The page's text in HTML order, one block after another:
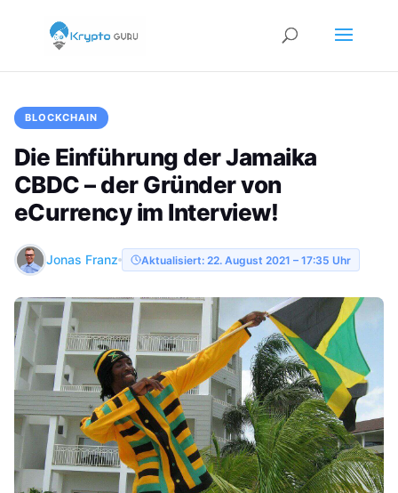
BLOCKCHAIN
Die Einführung der Jamaika
CBDC – der Gründer von
eCurrency im Interview!
Jonas Franz Aktualisiert: 22. August 2021 – 17:35 Uhr